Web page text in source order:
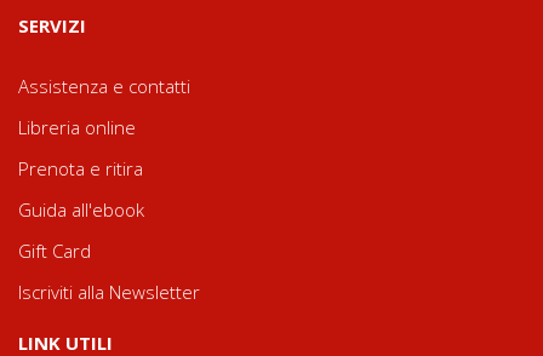
SERVIZI
Assistenza e contatti
Libreria online
Prenota e ritira
Guida all'ebook
Gift Card
Iscriviti alla Newsletter
LINK UTILI